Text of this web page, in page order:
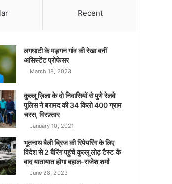
Recent
लगघाटी के मड़गन गांव की रेखा बनीं
असिस्टेंट प्रोफेसर
March 18, 2023
कुल्लू ज़िला के दो निवासियों से पुणे रेलवे
पुलिस ने बरामद की 34 किलो 400 ग्राम
चरस, गिरफ़्तार
January 10, 2021
भूतनाथ बैली ब्रिज की रिपेयरिंग के लिए
विदेश से 2 बैरिंग पहुंचे कुल्लू लोढ़ टैस्ट के
बाद यातायात होगा बहाल-राजेश शर्मा
June 28, 2023